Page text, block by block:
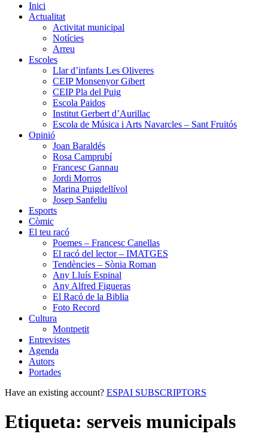
Inici
Actualitat
Activitat municipal
Notícies
Arreu
Escoles
Llar d’infants Les Oliveres
CEIP Monsenyor Gibert
CEIP Pla del Puig
Escola Paidos
Institut Gerbert d’Aurillac
Escola de Música i Arts Navarcles – Sant Fruitós
Opinió
Joan Baraldés
Rosa Camprubí
Francesc Gannau
Jordi Morros
Marina Puigdellívol
Josep Sanfeliu
Esports
Còmic
El teu racó
Poemes – Francesc Canellas
El racó del lector – IMATGES
Tendències – Sònia Roman
Any Lluís Espinal
Any Alfred Figueras
El Racó de la Biblia
Foto Record
Cultura
Montpetit
Entrevistes
Agenda
Autors
Portades
Have an existing account? ESPAI SUBSCRIPTORS
Etiqueta: serveis municipals